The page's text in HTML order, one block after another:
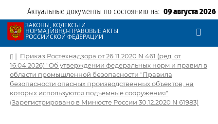
Актуальные документы по состоянию на: 09 августа 2026
ЗАКОНЫ, КОДЕКСЫ И
НОРМАТИВНО-ПРАВОВЫЕ АКТЫ
РОССИЙСКОЙ ФЕДЕРАЦИИ
| Приказ Ростехнадзора от 26.11.2020 N 461 (ред. от
16.04.2026) "Об утверждении федеральных норм и правил в
области промышленной безопасности "Правила
безопасности опасных производственных объектов, на
которых используются подъемные сооружения"
(Зарегистрировано в Минюсте России 30.12.2020 N 61983)